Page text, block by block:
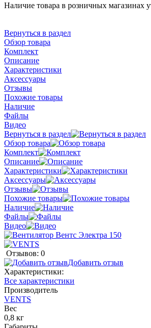
Наличие товара в розничных магазинах
Вернуться в раздел
Обзор товара
Комплект
Описание
Характеристики
Аксессуары
Отзывы
Похожие товары
Наличие
Файлы
Видео
Вернуться в раздел
Обзор товара
Комплект
Описание
Характеристики
Аксессуары
Отзывы
Похожие товары
Наличие
Файлы
Видео
Отзывов: 0
Добавить отзыв
Характеристики:
Все характеристики
Производитель
VENTS
Вес
0,8 кг